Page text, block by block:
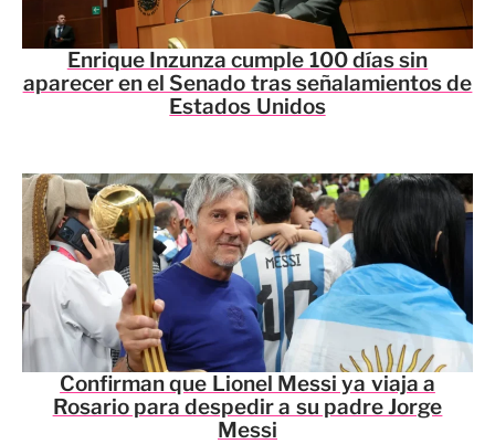
Enrique Inzunza cumple 100 días sin
aparecer en el Senado tras señalamientos de
Estados Unidos
Confirman que Lionel Messi ya viaja a
Rosario para despedir a su padre Jorge
Messi